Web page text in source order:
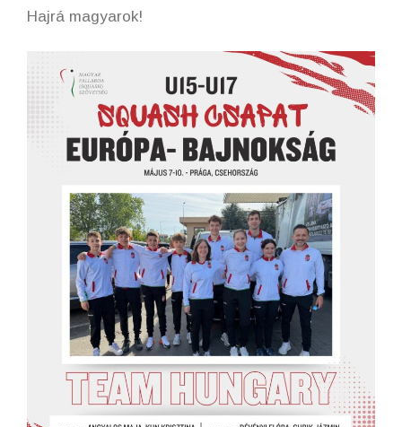
Hajrá magyarok!